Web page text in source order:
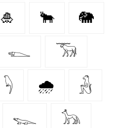
🎍 🐂 🐘
𓆍 𓃝
𓆐 🌧️ 𓃻
𓆊 𓃥